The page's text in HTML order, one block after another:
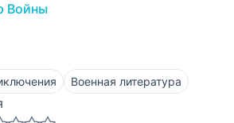
Войны
Военная литература